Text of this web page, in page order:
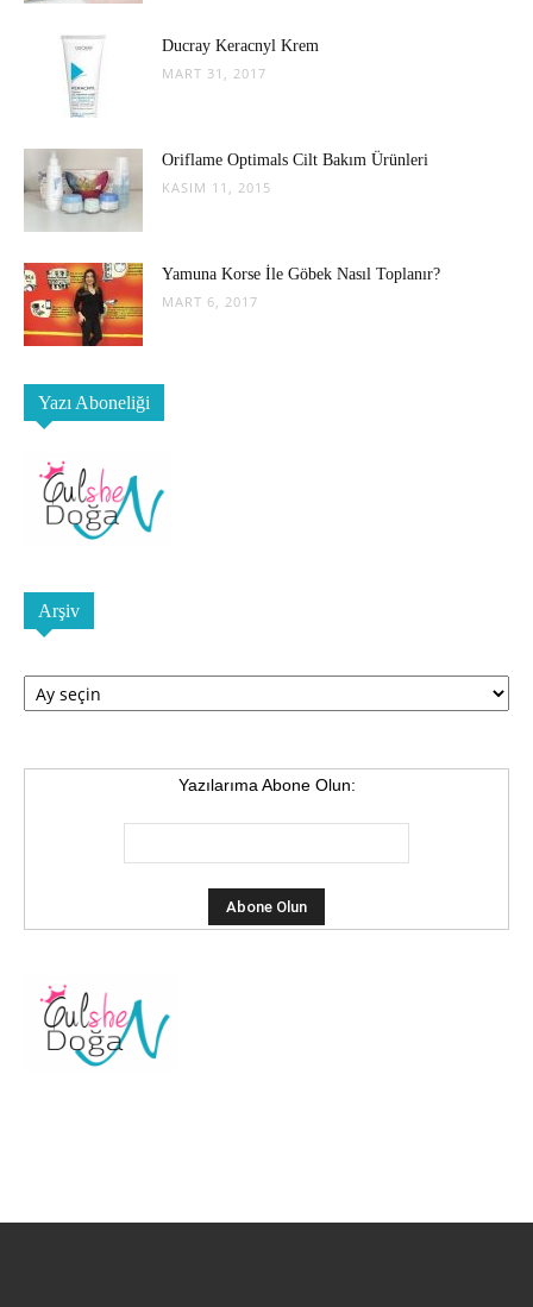
Ducray Keracnyl Krem
MART 31, 2017
Oriflame Optimals Cilt Bakım Ürünleri
KASIM 11, 2015
Yamuna Korse İle Göbek Nasıl Toplanır?
MART 6, 2017
Yazı Aboneliği
Arşiv
Arşiv
Yazılarıma Abone Olun: